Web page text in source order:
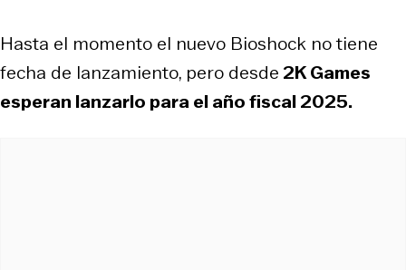
Hasta el momento el nuevo Bioshock no tiene
fecha de lanzamiento, pero desde 2K Games
esperan lanzarlo para el año fiscal 2025.